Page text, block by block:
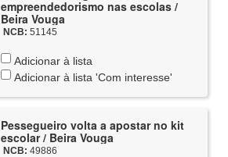
empreendedorismo nas escolas /
Beira Vouga
NCB: 51145
Adicionar à lista
Adicionar à lista 'Com interesse'
Pessegueiro volta a apostar no kit
escolar / Beira Vouga
NCB: 49886